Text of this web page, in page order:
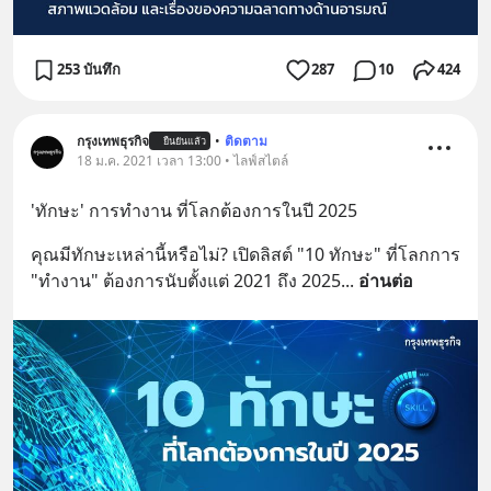
253 บันทึก 287 10 424
กรุงเทพธุรกิจ ยืนยันแล้ว • ติดตาม
18 ม.ค. 2021 เวลา 13:00 • ไลฟ์สไตล์
'ทักษะ' การทำงาน ที่โลกต้องการในปี 2025
คุณมีทักษะเหล่านี้หรือไม่? เปิดลิสต์ "10 ทักษะ" ที่โลกการ
"ทำงาน" ต้องการนับตั้งแต่ 2021 ถึง 2025... อ่านต่อ